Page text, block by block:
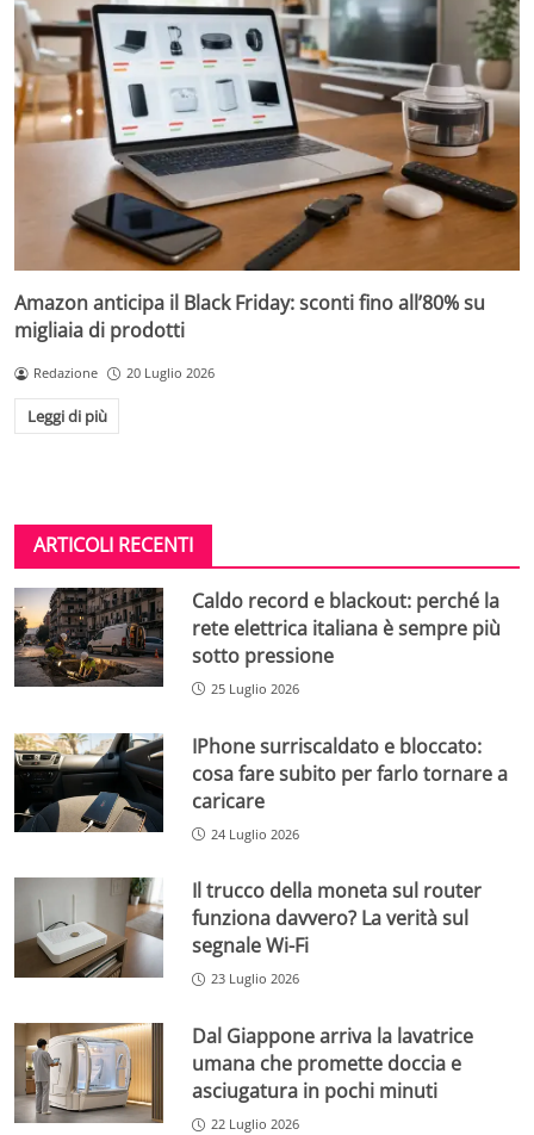
Amazon anticipa il Black Friday: sconti fino all’80% su
migliaia di prodotti
Redazione 20 Luglio 2026
Leggi di più
ARTICOLI RECENTI
Caldo record e blackout: perché la
rete elettrica italiana è sempre più
sotto pressione
25 Luglio 2026
IPhone surriscaldato e bloccato:
cosa fare subito per farlo tornare a
caricare
24 Luglio 2026
Il trucco della moneta sul router
funziona davvero? La verità sul
segnale Wi-Fi
23 Luglio 2026
Dal Giappone arriva la lavatrice
umana che promette doccia e
asciugatura in pochi minuti
22 Luglio 2026